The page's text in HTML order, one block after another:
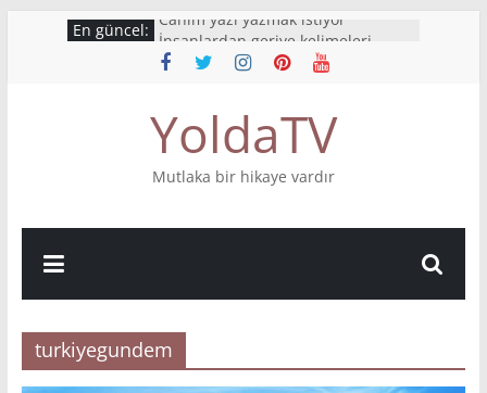
En güncel: Canım yazı yazmak istiyor
İnsanlardan geriye kelimeleri
kalıyor
Mutluluktan ağlıyorum
Bu hikaye boyumdan uzun
YoldaTV
Mutlaka bir hikaye vardır
turkiyegundem